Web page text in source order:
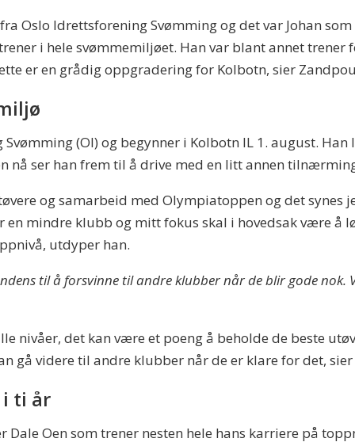
Oslo Idrettsforening Svømming og det var Johan
i hele svømmemiljøet. Han var blant annet trener
er en grådig oppgradering for Kolbotn, sier
(OI) og begynner i Kolbotn IL 1. august.
nå ser han frem til å drive med en litt annen
og samarbeid med Olympiatoppen og det synes
mindre klubb og mitt fokus skal i hovedsak være å
utdyper han.
til å forsvinne til andre klubber når de blir gode nok.
nivåer, det kan være et poeng å beholde de beste
gå videre til andre klubber når de er klare for det,
i ti år
Oen som trener nesten hele hans karriere på